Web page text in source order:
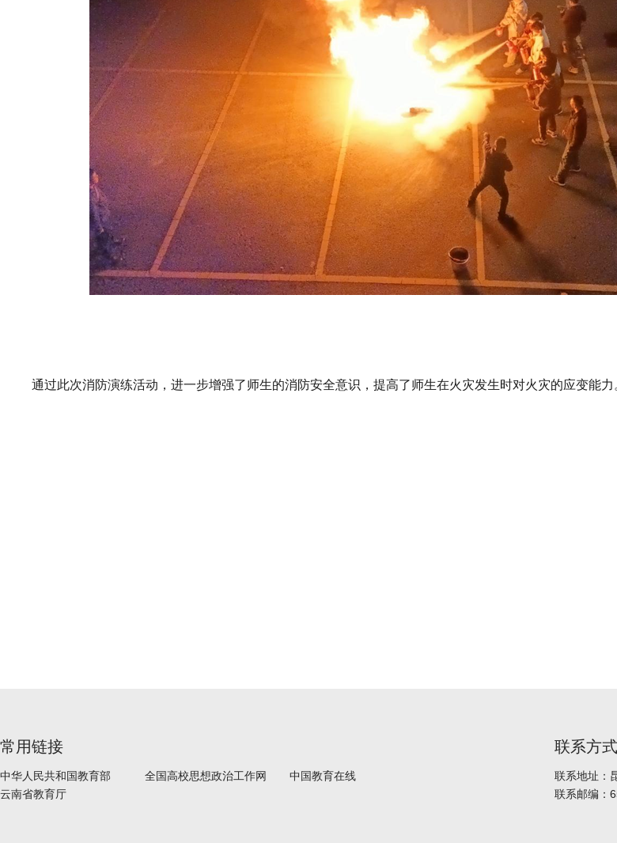
通过此次消防演练活动，进一步增强了师生的消防安全意识，提高了师生在火灾发生时对火灾的应变能力
常用链接
中华人民共和国教育部 全国高校思想政治工作网
中国教育在线
云南省教育厅
联系方式
联系地址：
联系邮编：